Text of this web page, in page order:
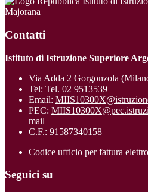
Majorana
Contatti
Istituto di Istruzione Superiore
Via Adda 2 Gorgonzola
Tel: Tel. 02 9513539
Email:
PEC:
mail
C.F.: 91587340158
Codice ufficio per fattura
Seguici su